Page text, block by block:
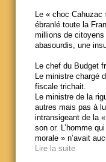
Le « choc Cahuzac
ébranlé toute la
millions de
abasourdis, une
Le chef du Budget
Le ministre chargé
fiscale trichait.
Le ministre de la
autres mais pas à
intransigeant de la
son or. L’homme
morale » n’avait
Lire la suite